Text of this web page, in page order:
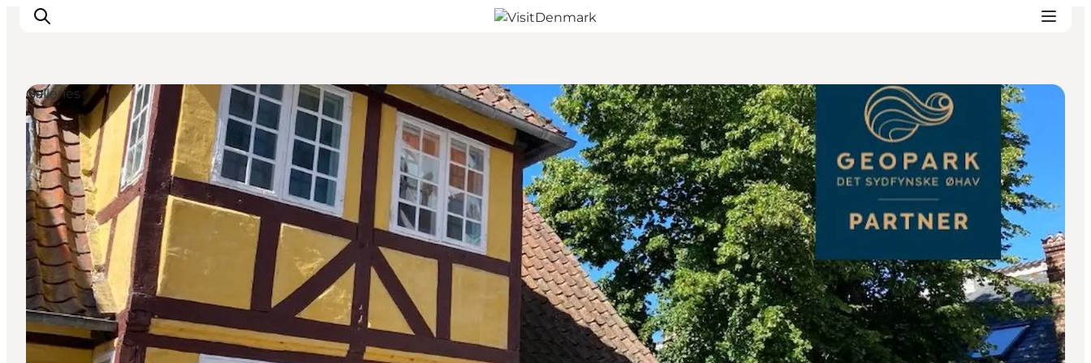
Inspiration
Resmål
Aktiviteter
Övernatta
Planera resan
Galleries